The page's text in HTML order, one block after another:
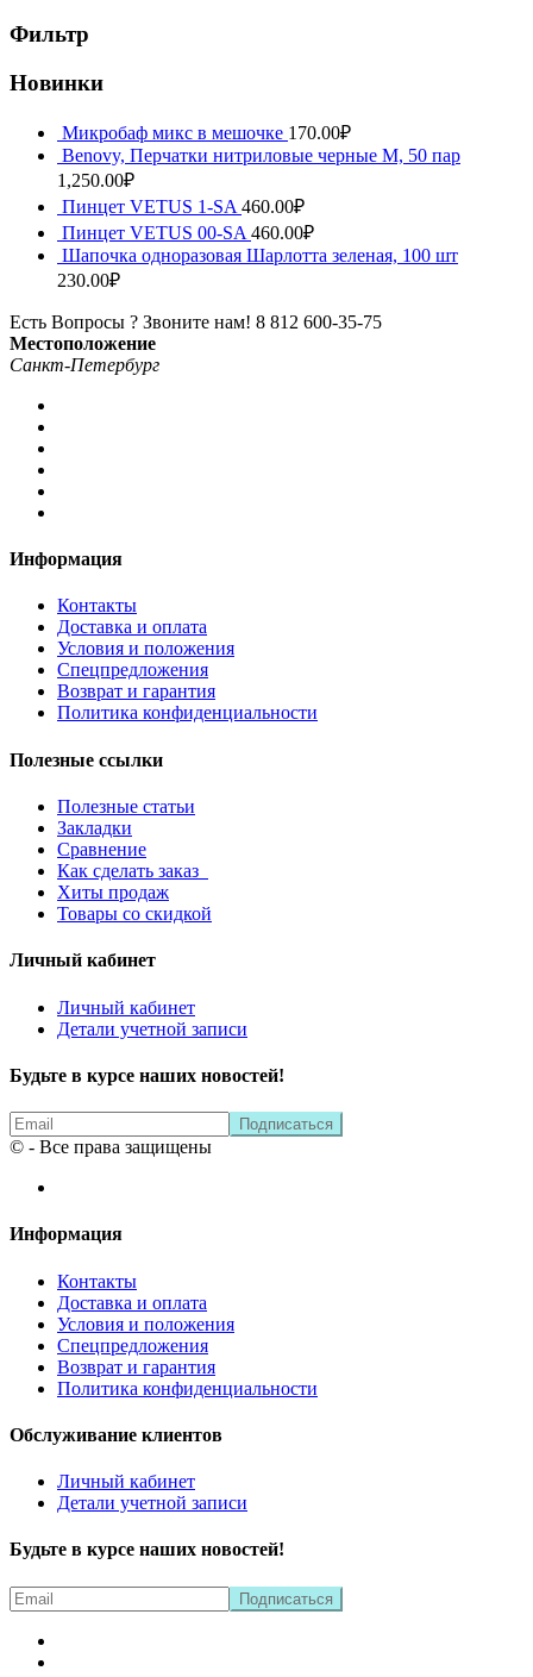
Фильтр
Новинки
Микробаф микс в мешочке 170.00₽
Benovy, Перчатки нитриловые черные M, 50 пар
1,250.00₽
Пинцет VETUS 1-SA 460.00₽
Пинцет VETUS 00-SA 460.00₽
Шапочка одноразовая Шарлотта зеленая, 100 шт
230.00₽
Есть Вопросы ? Звоните нам! 8 812 600-35-75
Местоположение
Санкт-Петербург
Информация
Контакты
Доставка и оплата
Условия и положения
Спецпредложения
Возврат и гарантия
Политика конфиденциальности
Полезные ссылки
Полезные статьи
Закладки
Сравнение
Как сделать заказ
Хиты продаж
Товары со скидкой
Личный кабинет
Личный кабинет
Детали учетной записи
Будьте в курсе наших новостей!
© - Все права защищены
Информация
Контакты
Доставка и оплата
Условия и положения
Спецпредложения
Возврат и гарантия
Политика конфиденциальности
Обслуживание клиентов
Личный кабинет
Детали учетной записи
Будьте в курсе наших новостей!